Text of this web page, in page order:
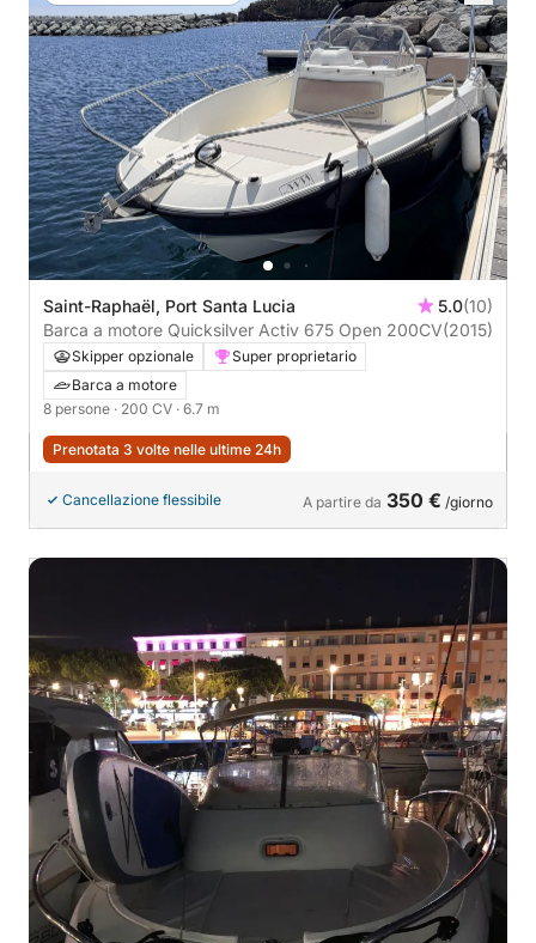
Saint-Raphaël, Port Santa Lucia 5.0(10)
Barca a motore Quicksilver Activ 675 Open 200CV(2015)
Skipper opzionale
Super proprietario
Barca a motore
8 persone · 200 CV · 6.7 m
Prenotata 3 volte nelle ultime 24h
Cancellazione flessibile A partire da 350 € /giorno